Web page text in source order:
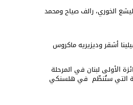
ليشع الخوري، رالف صياح ومحمد
أشقر وديزيريه ماكروس
الأولى لبنان في المرحلة
التي ستُنظّم في هلسنكي